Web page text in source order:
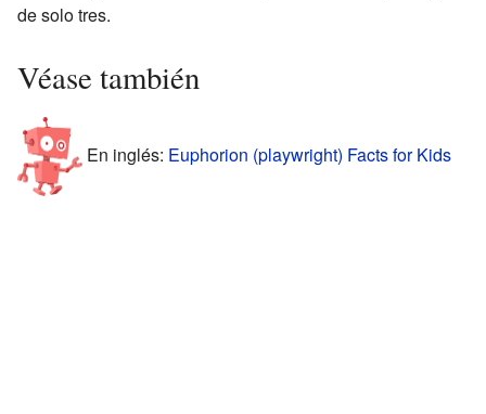
de solo tres.
Véase también
En inglés: Euphorion (playwright) Facts for Kids